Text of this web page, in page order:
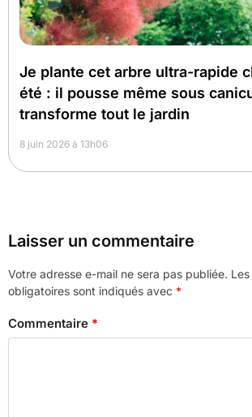
Je plante cet arbre ultra-rapide
été : il pousse même sous
transforme tout le jardin
8 juin 2026 à 13h06
Laisser un commentaire
Votre adresse e-mail ne sera pas publiée.
obligatoires sont indiqués avec *
Commentaire *